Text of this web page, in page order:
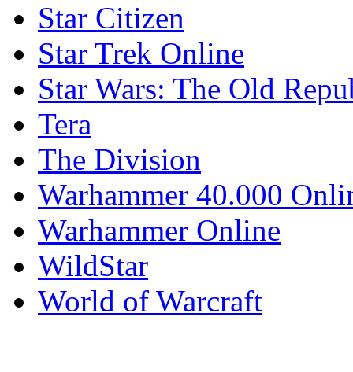
Star Citizen
Star Trek Online
Star Wars: The Old
Tera
The Division
Warhammer 40.000
Warhammer Online
WildStar
World of Warcraft